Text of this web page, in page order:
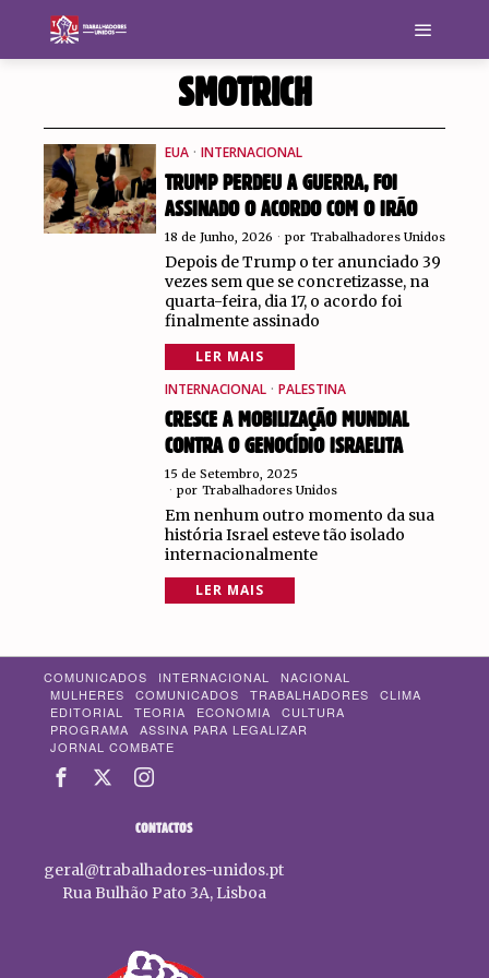
SMOTRICH
EUA · INTERNACIONAL
TRUMP PERDEU A GUERRA, FOI
ASSINADO O ACORDO COM O IRÃO
18 de Junho, 2026 por Trabalhadores Unidos
Depois de Trump o ter anunciado 39
vezes sem que se concretizasse, na
quarta-feira, dia 17, o acordo foi
finalmente assinado
LER MAIS
INTERNACIONAL · PALESTINA
CRESCE A MOBILIZAÇÃO MUNDIAL
CONTRA O GENOCÍDIO ISRAELITA
15 de Setembro, 2025
por Trabalhadores Unidos
Em nenhum outro momento da sua
história Israel esteve tão isolado
internacionalmente
LER MAIS
COMUNICADOS INTERNACIONAL
NACIONAL
MULHERES
COMUNICADOS TRABALHADORES
CLIMA
EDITORIAL
TEORIA ECONOMIA
CULTURA
PROGRAMA
ASSINA PARA LEGALIZAR
JORNAL COMBATE
CONTACTOS
geral@trabalhadores-unidos.pt
Rua Bulhão Pato 3A, Lisboa